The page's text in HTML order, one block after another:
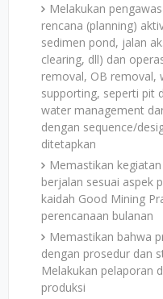
Melakukan
rencana (planning)
sedimen pond, jalan
clearing, dll) dan
removal, OB removal,
supporting, seperti pit
water management
dengan sequence/
ditetapkan
Memastikan
berjalan sesuai aspek
kaidah Good Mining
perencanaan bulanan
Memastikan bahwa
dengan prosedur dan
Melakukan pelaporan
produksi